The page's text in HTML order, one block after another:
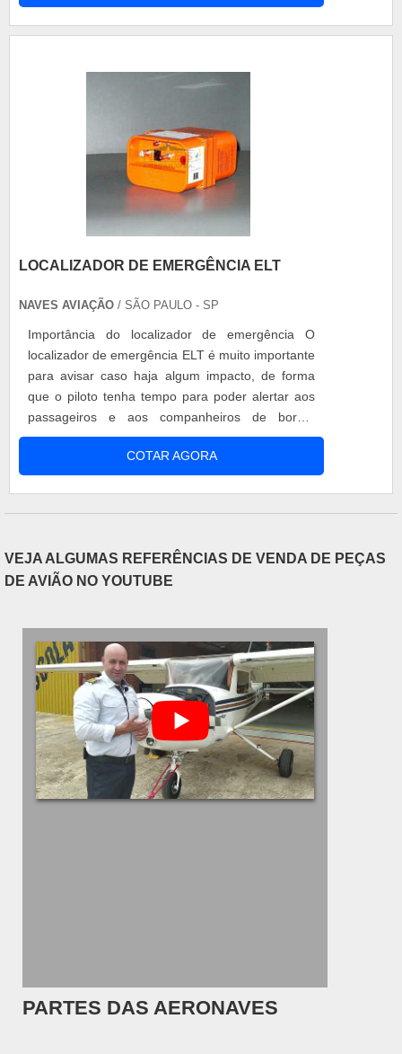
no mercado: Mecânico: medição da pressão
LOCALIZADOR DE EMERGÊNCIA ELT
NAVES AVIAÇÃO / SÃO PAULO - SP
Importância do localizador de emergência O
localizador de emergência ELT é muito importante
para avisar caso haja algum impacto, de forma
que o piloto tenha tempo para poder alertar aos
passageiros e aos companheiros de bordo.
Quando o localizador de emergência é ativado
por conta do impacto, só pode ser desligado pelo
controle, que normalmente é encontrado no seu
COTAR AGORA
VEJA ALGUMAS REFERÊNCIAS DE VENDA DE PEÇAS
DE AVIÃO NO YOUTUBE
PARTES DAS AERONAVES